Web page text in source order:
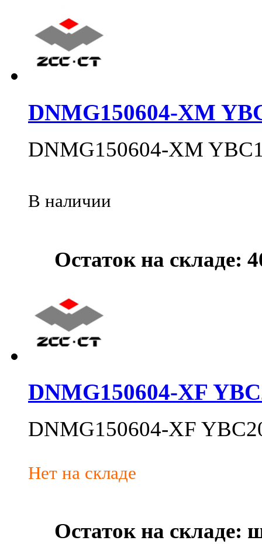
DNMG150604-XM
DNMG150604-XM
В наличии
Остаток на складе:
DNMG150604-XF
DNMG150604-XF
Нет на складе
Остаток на складе: